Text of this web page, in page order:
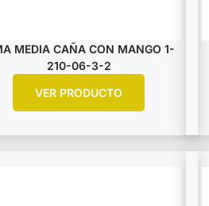
MEDIA CAÑA CON MANGO 1-
210-06-3-2
VER PRODUCTO